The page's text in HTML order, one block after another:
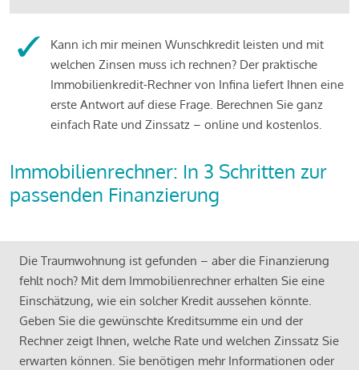
Kann ich mir meinen Wunschkredit leisten und mit
welchen Zinsen muss ich rechnen? Der praktische
Immobilienkredit-Rechner von Infina liefert Ihnen eine
erste Antwort auf diese Frage. Berechnen Sie ganz
einfach Rate und Zinssatz – online und kostenlos.
Immobilienrechner: In 3 Schritten zur
passenden Finanzierung
Die Traumwohnung ist gefunden – aber die Finanzierung
fehlt noch? Mit dem Immobilienrechner erhalten Sie eine
Einschätzung, wie ein solcher Kredit aussehen könnte.
Geben Sie die gewünschte Kreditsumme ein und der
Rechner zeigt Ihnen, welche Rate und welchen Zinssatz Sie
erwarten können. Sie benötigen mehr Informationen oder